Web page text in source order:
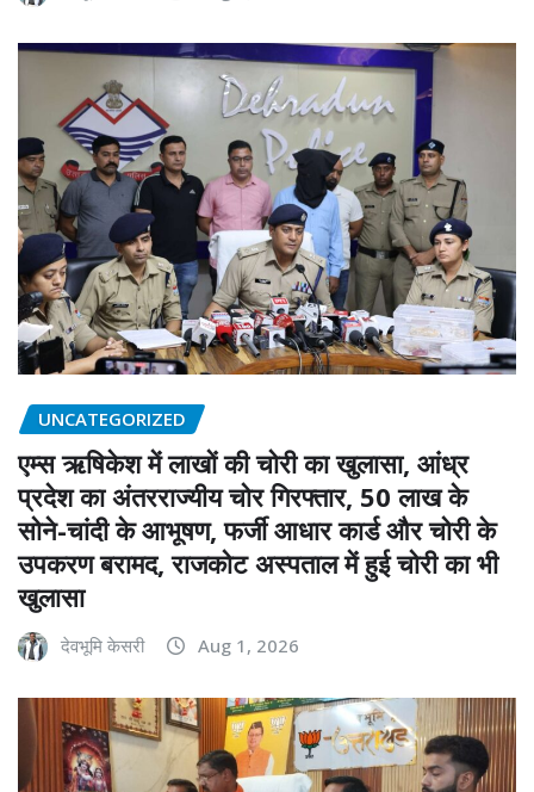
UNCATEGORIZED
एम्स ऋषिकेश में लाखों की चोरी का खुलासा, आंध्र
प्रदेश का अंतरराज्यीय चोर गिरफ्तार, 50 लाख के
सोने-चांदी के आभूषण, फर्जी आधार कार्ड और चोरी के
उपकरण बरामद, राजकोट अस्पताल में हुई चोरी का भी
खुलासा
देवभूमि केसरी Aug 1, 2026